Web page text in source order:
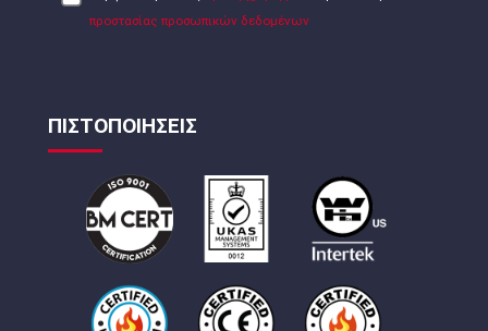
προστασίας προσωπικών δεδομένων
ΠΙΣΤΟΠΟΙΗΣΕΙΣ